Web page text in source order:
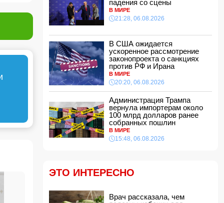
14:48, 07.08.2026
По делу Arzum 9999 назначена повторная
комплексная экспертиза
14:40, 07.08.2026
ЕС ввел новые санкции против России
14:34, 07.08.2026
Ужасающие подробности убийства мужа и
жены в Тертерском районе
14:28, 07.08.2026
На Самира Шарифова возложены новые
полномочия
14:14, 07.08.2026
Сына Абеля Магеррамова отозвали от
должности посла
перехода в "Реал"
Ильхам Алиев подписал распоряжения в
падения со сцены
В МИРЕ
21:28, 06.08.2026
В США ожидается
ускоренное рассмотрение
законопроекта о санкциях
против РФ и Ирана
В МИРЕ
20:20, 06.08.2026
Администрация Трампа
вернула импортерам около
100 млрд долларов ранее
собранных пошлин
В МИРЕ
15:48, 06.08.2026
ЭТО ИНТЕРЕСНО
Врач рассказала, чем